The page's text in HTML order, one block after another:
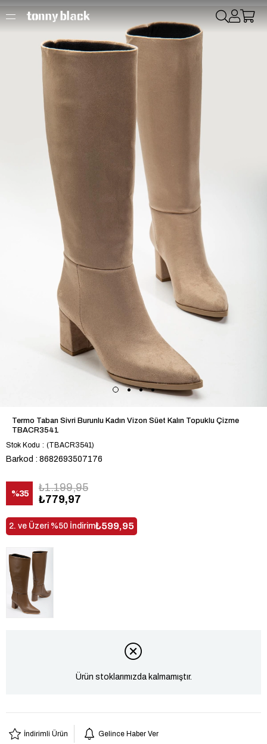
Termo Taban Sivri Burunlu Kadın Vizon Süet Kalın Topuklu Çizme
TBACR3541
Stok Kodu
(TBACR3541)
Barkod : 8682693507176
%35
İndirim
₺1.199,95
₺779,97
2. ve Üzeri %50 İndirim₺599,95
Ürün stoklarımızda kalmamıştır.
İndirimli Ürün Gelince Haber Ver